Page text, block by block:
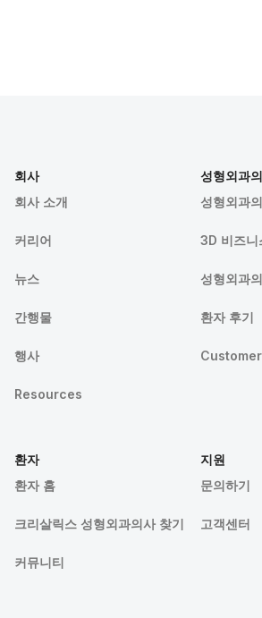
회사
회사 소개
커리어
뉴스
간행물
행사
Resources
성형외과
성형외과
3D 비즈니
성형외과
환자 후기
환자
환자 홈
크리살릭스 성형외과의사 찾기
커뮤니티
지원
문의하기
고객센터